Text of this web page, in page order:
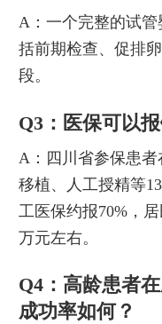
A：一个完整的试
括前期检查、促排
段。
Q3：医保可以
A：四川省参保患
移植、人工授精等
工医保约报70%，
万元左右。
Q4：高龄患者
成功率如何？